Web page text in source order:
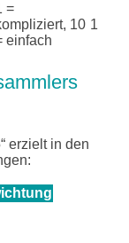
=
10
einfach
1
erzielt in den